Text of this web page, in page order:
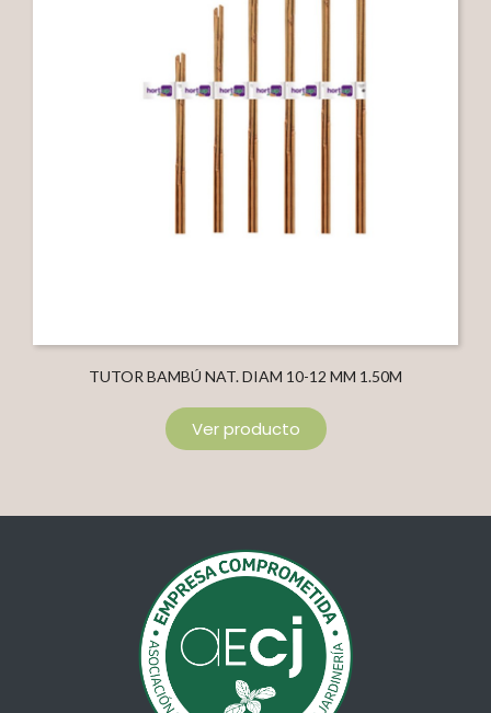
TUTOR BAMBÚ NAT. DIAM 10-12 MM 1.50M
Ver producto